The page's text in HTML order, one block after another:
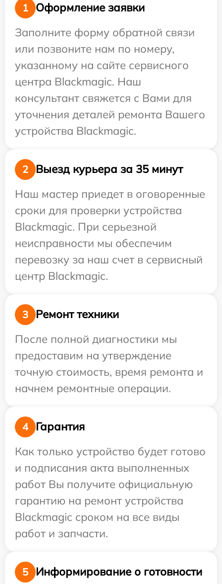
1
Оформление заявки
Заполните форму обратной связи
или позвоните нам по номеру,
указанному на сайте сервисного
центра Blackmagic. Наш
консультант свяжется с Вами для
уточнения деталей ремонта Вашего
устройства Blackmagic.
2
Выезд курьера за 35 минут
Наш мастер приедет в оговоренные
сроки для проверки устройства
Blackmagic. При серьезной
неисправности мы обеспечим
перевозку за наш счет в сервисный
центр Blackmagic.
3
Ремонт техники
После полной диагностики мы
предоставим на утверждение
точную стоимость, время ремонта и
начнем ремонтные операции.
4
Гарантия
Как только устройство будет готово
и подписания акта выполненных
работ Вы получите официальную
гарантию на ремонт устройства
Blackmagic сроком на все виды
работ и запчасти.
5
Информирование о готовности